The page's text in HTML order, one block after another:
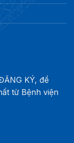
KÝ, để
từ Bệnh viện